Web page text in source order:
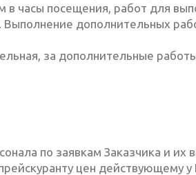
в часы посещения, работ для
Выполнение дополнительных
за дополнительные
по заявкам Заказчика и их
цен действующему у